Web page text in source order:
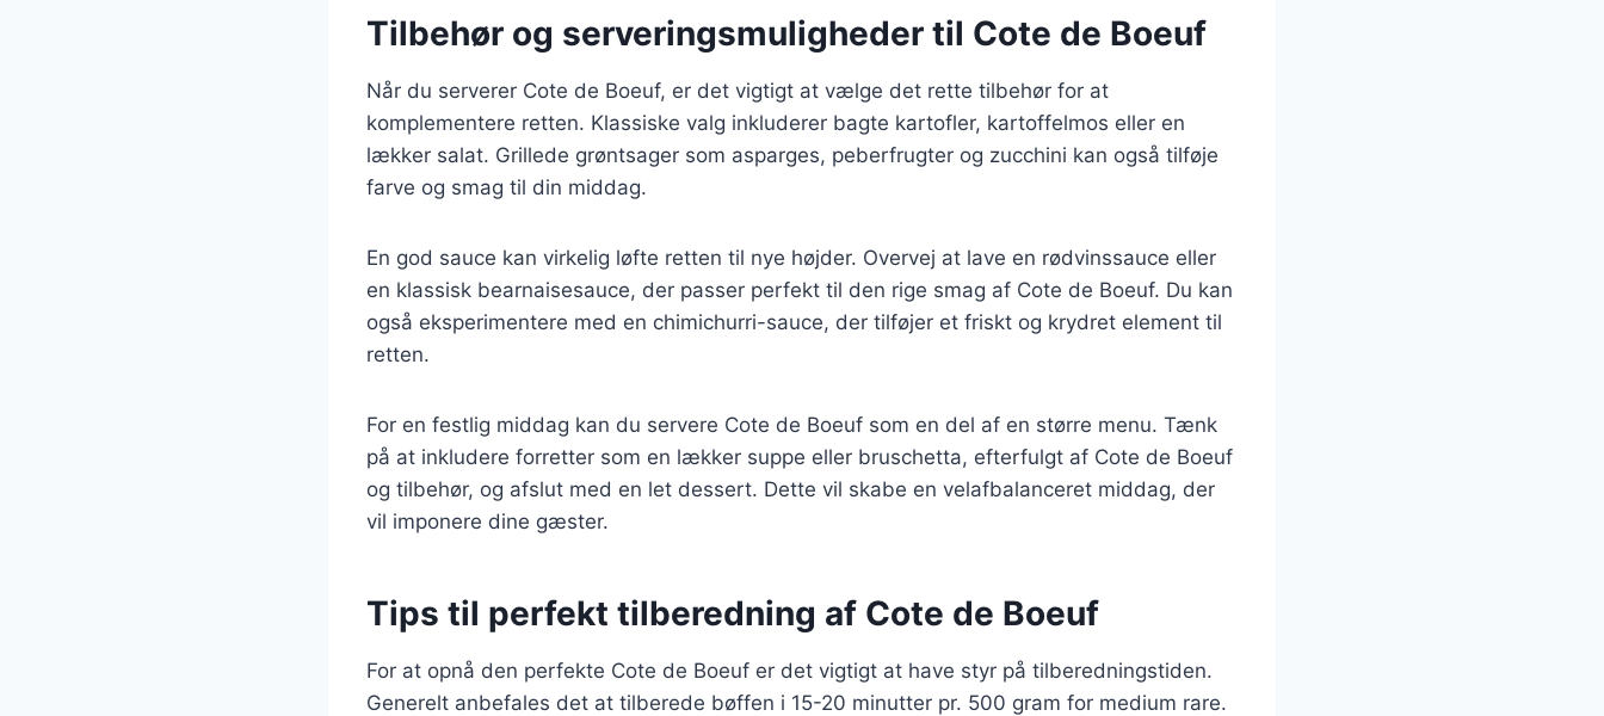
Tilbehør og serveringsmuligheder til Cote de Boeuf
Når du serverer Cote de Boeuf, er det vigtigt at vælge det rette tilbehør for at
komplementere retten. Klassiske valg inkluderer bagte kartofler, kartoffelmos eller en
lækker salat. Grillede grøntsager som asparges, peberfrugter og zucchini kan også tilføje
farve og smag til din middag.
En god sauce kan virkelig løfte retten til nye højder. Overvej at lave en rødvinssauce eller
en klassisk bearnaisesauce, der passer perfekt til den rige smag af Cote de Boeuf. Du kan
også eksperimentere med en chimichurri-sauce, der tilføjer et friskt og krydret element til
retten.
For en festlig middag kan du servere Cote de Boeuf som en del af en større menu. Tænk
på at inkludere forretter som en lækker suppe eller bruschetta, efterfulgt af Cote de Boeuf
og tilbehør, og afslut med en let dessert. Dette vil skabe en velafbalanceret middag, der
vil imponere dine gæster.
Tips til perfekt tilberedning af Cote de Boeuf
For at opnå den perfekte Cote de Boeuf er det vigtigt at have styr på tilberedningstiden.
Generelt anbefales det at tilberede bøffen i 15-20 minutter pr. 500 gram for medium rare.